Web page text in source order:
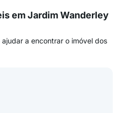
em Jardim Wanderley
a encontrar o imóvel dos